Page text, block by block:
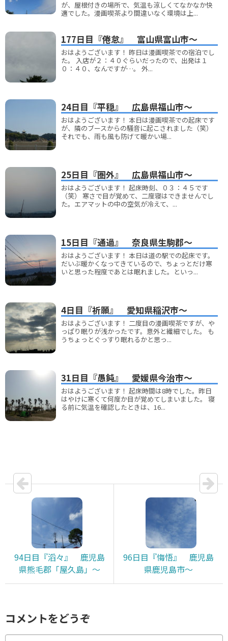
が、屋根付きの場所で、気温も涼しくてなかなか快
適でした。漫画喫茶より間違いなく環境は上...
177日目『倦怠』 富山県富山市～
おはようございます！ 昨日は漫画喫茶での宿泊でし
た。 入店が２：４０ぐらいだったので、出発は１
０：４０、なんですが…。 外...
24日目『平穏』 広島県福山市～
おはようございます！ 本日は漫画喫茶での起床です
が、隣のブースからの騒音に起こされました（笑）
それでも、雨も風も防げて暖かい場...
25日目『圏外』 広島県福山市～
おはようございます！ 起床時刻、０３：４５です
（笑） 寒さで目が覚めて、二度寝はできませんでし
た。エアマットの中の空気が冷えて、...
15日目『通過』 奈良県生駒郡～
おはようございます！ 本日は道の駅での起床です。
だいぶ暖かくなってきているので、ちょっとだけ寒
いと思った程度であとは眠れました。といっ...
4日目『祈願』 愛知県稲沢市～
おはようございます！ 二度目の漫画喫茶ですが、や
っぱり眠りが浅かったです。意外と繊細でした。 も
うちょっとぐっすり眠れるかと思っ...
31日目『愚鈍』 愛媛県今治市～
おはようございます！ 起床時間は8時でした。昨日
はやけに寒くて何度か目が覚めてしまいました。 寝
る前に気温を確認したときは、16...
94日目『滔々』 鹿児島
県熊毛郡「屋久島」～
96日目『悔悟』 鹿児島
県鹿児島市～
コメントをどうぞ